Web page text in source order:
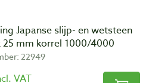
Japanse slijp- en wetsteen
25 mm korrel 1000/4000
22949
VAT